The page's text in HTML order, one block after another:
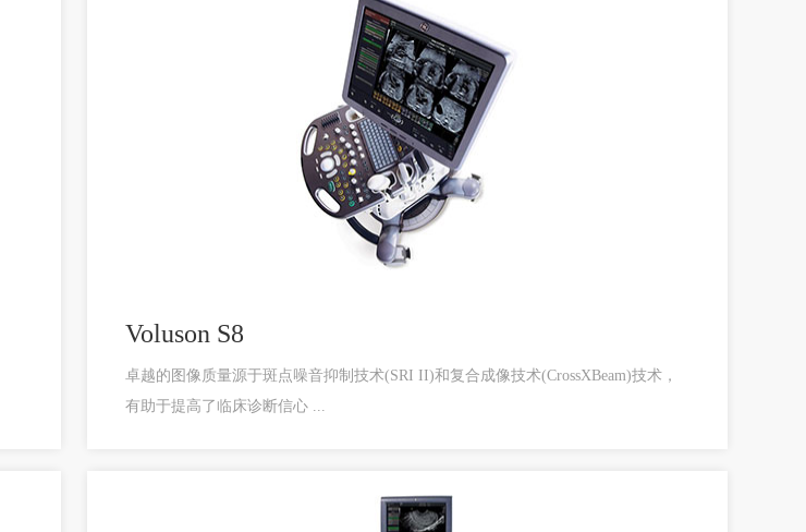
Voluson S8
卓越的图像质量源于斑点噪音抑制技术(SRI II)和复合成像技术(CrossXBeam)技术，
有助于提高了临床诊断信心 ...